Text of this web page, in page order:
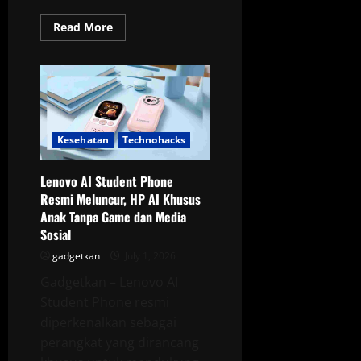
Read MoreRead
more
P4x
dan
Realme
P4
Lite
Resmi
Meluncur
di
Indonesia,
Baterai
Jumbo
Jadi
Daya
Tarik
Kesehatan Technohacks
Lenovo AI Student Phone
Resmi Meluncur, HP AI Khusus
Anak Tanpa Game dan Media
Sosial
gadgetkan